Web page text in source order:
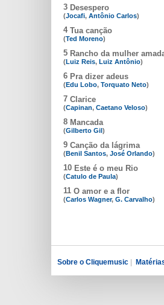
3 Desespero
(Jocafi, Antônio Carlos)
4 Tua canção
(Ted Moreno)
5 Rancho da mulher
(Luiz Reis, Luiz Antônio)
6 Pra dizer adeus
(Edu Lobo, Torquato Neto)
7 Clarice
(Capinan, Caetano Veloso)
8 Mancada
(Gilberto Gil)
9 Canção da lágrima
(Benil Santos, José Orlando)
10 Este é o meu Rio
(Catulo de Paula)
11 O amor e a flor
(Carlos Wagner, G. Carvalho)
Sobre o Cliquemusic